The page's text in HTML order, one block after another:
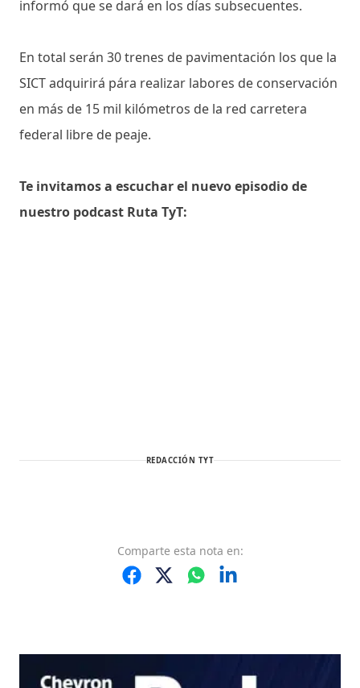
informó que se dará en los días subsecuentes.
En total serán 30 trenes de pavimentación los que la
SICT adquirirá pára realizar labores de conservación
en más de 15 mil kilómetros de la red carretera
federal libre de peaje.
Te invitamos a escuchar el nuevo episodio de
nuestro podcast Ruta TyT:
REDACCIÓN TYT
Comparte esta nota en: